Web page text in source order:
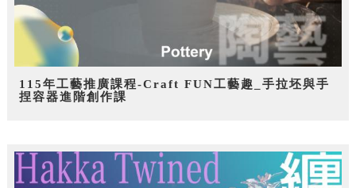
115年工藝推廣課程-Craft FUN工藝趣_手拉坯與手
捏容器進階創作課